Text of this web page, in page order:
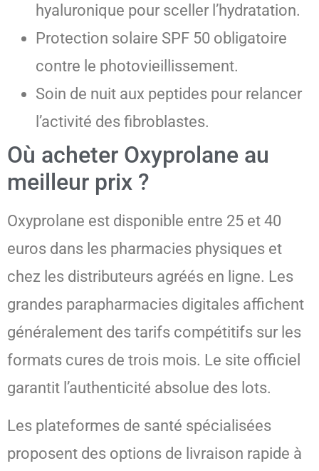
hyaluronique pour sceller l’hydratation.
Protection solaire SPF 50 obligatoire
contre le photovieillissement.
Soin de nuit aux peptides pour relancer
l’activité des fibroblastes.
Où acheter Oxyprolane au
meilleur prix ?
Oxyprolane est disponible entre 25 et 40
euros dans les pharmacies physiques et
chez les distributeurs agréés en ligne. Les
grandes parapharmacies digitales affichent
généralement des tarifs compétitifs sur les
formats cures de trois mois. Le site officiel
garantit l’authenticité absolue des lots.
Les plateformes de santé spécialisées
proposent des options de livraison rapide à